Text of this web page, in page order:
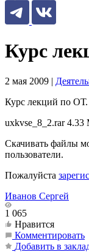
Курс
2 мая 2009 |
Курс лекций по ОТ.
uxkvse_8_2.rar4.33
Скачивать файлы
пользователи.
Пожалуйста
Иванов Сергей
1 065
Нравится
Комментировать
Добавить в